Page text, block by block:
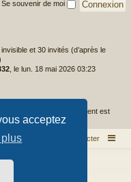
acceptez
Se souvenir de moi
et 30 invités (d’après le
, le lun. 18 mai 2026 03:23
enregistré le plus récent est
Nous contacter
© phpBB Limited
MrGaby